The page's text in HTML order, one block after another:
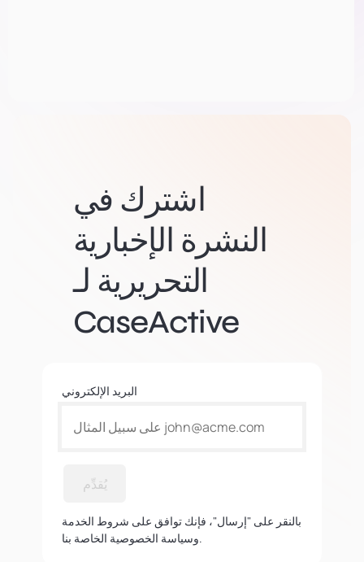
اشترك في
النشرة الإخبارية
التحريرية لـ
CaseActive
البريد الإلكتروني
يُقدِّم
بالنقر على "إرسال"، فإنك توافق على شروط الخدمة
وسياسة الخصوصية الخاصة بنا.